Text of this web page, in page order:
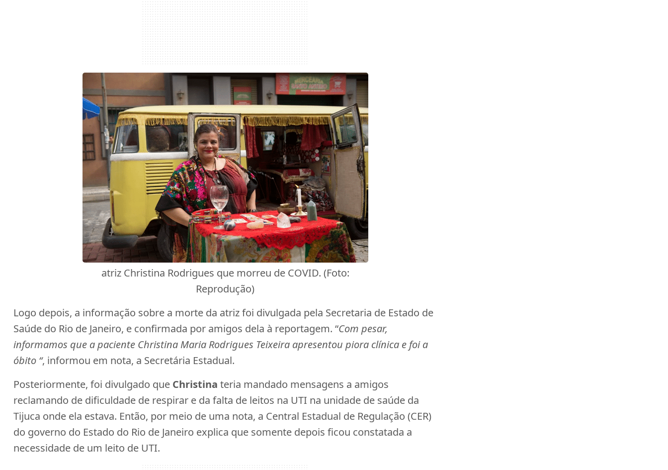
atriz Christina Rodrigues que morreu de COVID. (Foto:
Reprodução)
Logo depois, a informação sobre a morte da atriz foi divulgada pela Secretaria de Estado de
Saúde do Rio de Janeiro, e confirmada por amigos dela à reportagem. “Com pesar,
informamos que a paciente Christina Maria Rodrigues Teixeira apresentou piora clínica e foi a
óbito “, informou em nota, a Secretária Estadual.
Posteriormente, foi divulgado que Christina teria mandado mensagens a amigos
reclamando de dificuldade de respirar e da falta de leitos na UTI na unidade de saúde da
Tijuca onde ela estava. Então, por meio de uma nota, a Central Estadual de Regulação (CER)
do governo do Estado do Rio de Janeiro explica que somente depois ficou constatada a
necessidade de um leito de UTI.